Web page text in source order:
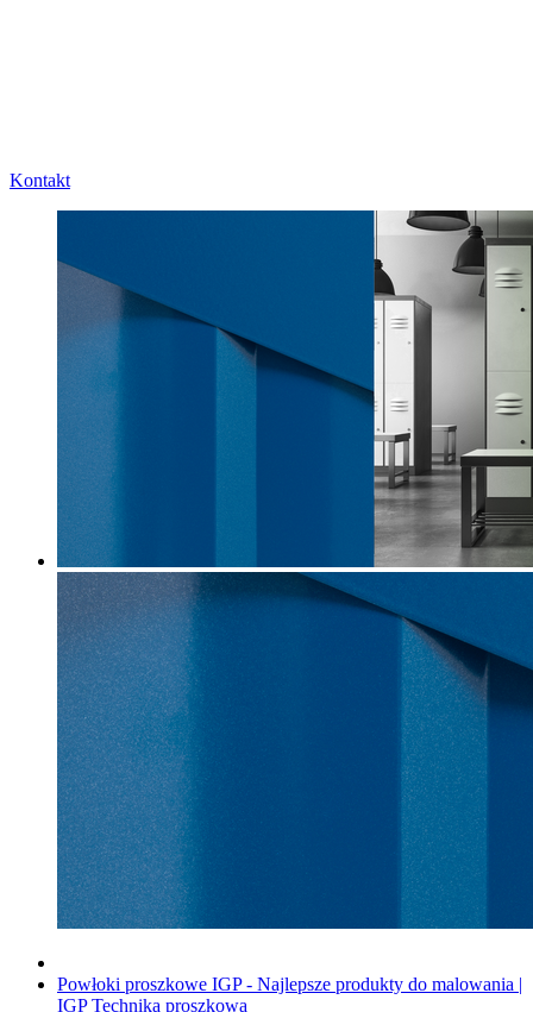
Kontakt
Powłoki proszkowe IGP - Najlepsze produkty do malowania |
IGP Technika proszkowa